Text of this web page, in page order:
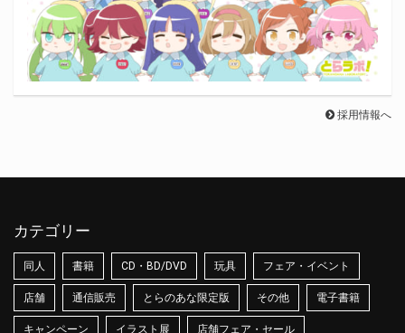
採用情報へ
カテゴリー
同人 書籍 CD・BD/DVD 玩具 フェア・イベント
店舗 通信販売 とらのあな限定版 その他 電子書籍
キャンペーン イラスト展 店舗フェア・セール